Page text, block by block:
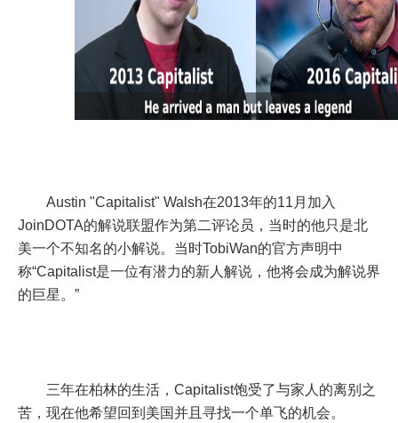
Austin "Capitalist" Walsh在2013年的11月加入
JoinDOTA的解说联盟作为第二评论员，当时的他只是北
美一个不知名的小解说。当时TobiWan的官方声明中
称“Capitalist是一位有潜力的新人解说，他将会成为解说界
的巨星。”
三年在柏林的生活，Capitalist饱受了与家人的离别之
苦，现在他希望回到美国并且寻找一个单飞的机会。